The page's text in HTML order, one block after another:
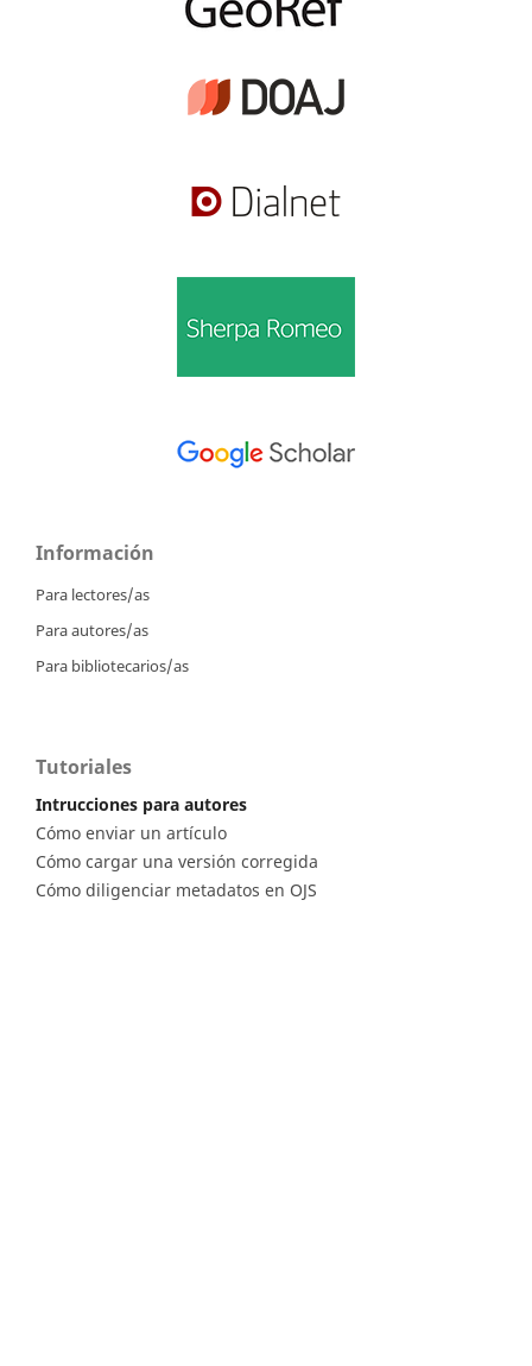
Información
Para lectores/as
Para autores/as
Para bibliotecarios/as
Tutoriales
Intrucciones para autores
Cómo enviar un artículo
Cómo cargar una versión corregida
Cómo diligenciar metadatos en OJS